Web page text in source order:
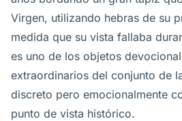
Virgen, utilizando hebras de su
medida que su vista fallaba
es uno de los objetos
extraordinarios del conjunto de
discreto pero emocionalmente
punto de vista histórico.